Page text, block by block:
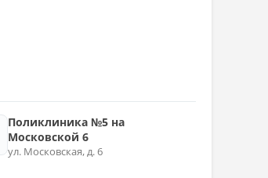
Поликлиника №5 на
Московской 6
ул. Московская, д. 6